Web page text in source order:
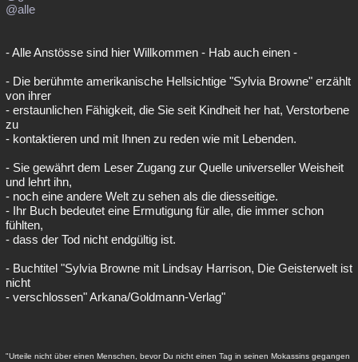
@alle
- Alle Anstösse sind hier Willkommen - Hab auch einen -
- Die berühmte amerikanische Hellsichtige "Sylvia Browne" erzählt
von ihrer
- erstaunlichen Fähigkeit, die Sie seit Kindheit her hat, Verstorbene
zu
- kontaktieren und mit Ihnen zu reden wie mit Lebenden.
- Sie gewährt dem Leser Zugang zur Quelle universeller Weisheit
und lehrt ihn,
- noch eine andere Welt zu sehen als die diesseitige.
- Ihr Buch bedeutet eine Ermutigung für alle, die immer schon
fühlten,
- dass der Tod nicht endgültig ist.
- Buchtitel "Sylvia Browne mit Lindsay Harrison, Die Geisterwelt ist
nicht
- verschlossen" Arkana/Goldmann-Verlag"
"Urteile nicht über einen Menschen, bevor Du nicht einen Tag in seinen Mokassins gegangen